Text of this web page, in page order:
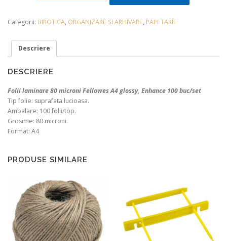
Categorii: BIROTICA, ORGANIZARE SI ARHIVARE, PAPETARIE
Descriere
DESCRIERE
Folii laminare 80 microni Fellowes A4 glossy, Enhance 100 buc/set
Tip folie: suprafata lucioasa.
Ambalare: 100 folii/top.
Grosime: 80 microni.
Format: A4
PRODUSE SIMILARE